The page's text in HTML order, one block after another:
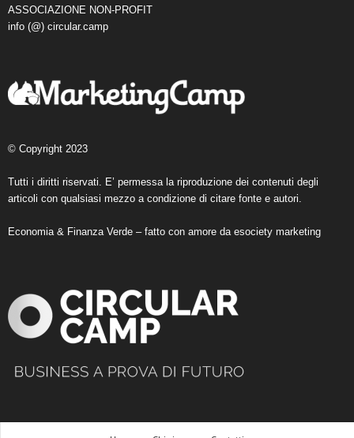
ASSOCIAZIONE NON-PROFIT
info (@) circular.camp
© Copyright 2023
Tutti i diritti riservati. E’ permessa la riproduzione dei contenuti degli
articoli con qualsiasi mezzo a condizione di citare fonte e autori.
Economia & Finanza Verde – fatto con amore da esociety marketing